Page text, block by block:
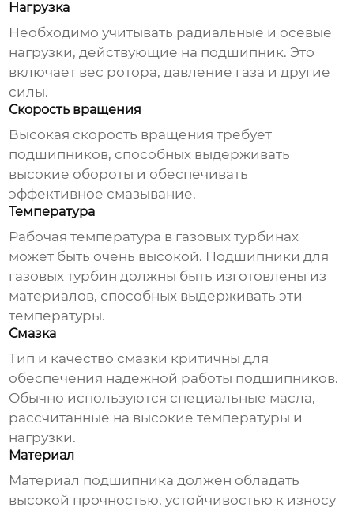
Нагрузка
Необходимо учитывать радиальные и осевые
нагрузки, действующие на подшипник. Это
включает вес ротора, давление газа и другие
силы.
Скорость вращения
Высокая скорость вращения требует
подшипников, способных выдерживать
высокие обороты и обеспечивать
эффективное смазывание.
Температура
Рабочая температура в газовых турбинах
может быть очень высокой. Подшипники для
газовых турбин должны быть изготовлены из
материалов, способных выдерживать эти
температуры.
Смазка
Тип и качество смазки критичны для
обеспечения надежной работы подшипников.
Обычно используются специальные масла,
рассчитанные на высокие температуры и
нагрузки.
Материал
Материал подшипника должен обладать
высокой прочностью, устойчивостью к износу